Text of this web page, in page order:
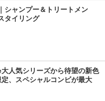
シャンプー＆トリートメン
タイリング
人気シリーズから待望の新色
、スペシャルコンビが最大